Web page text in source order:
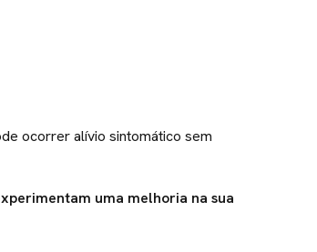
ocorrer alívio sintomático sem
uma melhoria na sua